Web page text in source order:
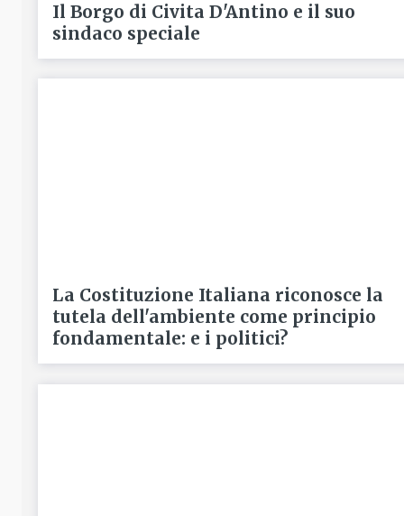
Il Borgo di Civita D'Antino e il suo
sindaco speciale
La Costituzione Italiana riconosce la
tutela dell'ambiente come principio
fondamentale: e i politici?